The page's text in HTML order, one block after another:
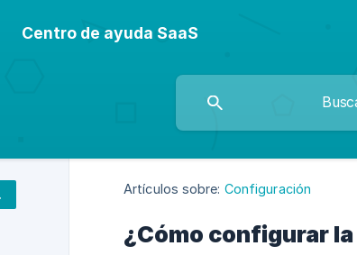
Centro de ayuda SaaS
Artículos sobre: Configuración
¿Cómo configurar